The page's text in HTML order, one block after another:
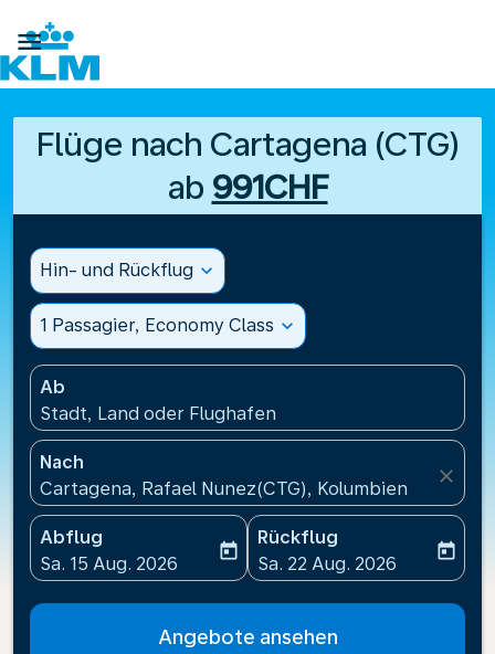

Flüge nach Cartagena (CTG)
ab 991CHF
Hin- und Rückflug expand_more
1 Passagier, Economy Class expand_more
Ab
Stadt, Land oder Flughafen
Nach
Cartagena, Rafael Nunez(CTG), Kolumbien
close
Abflug
fc-booking-departure-date-aria-label
Sa. 15 Aug. 2026
today
Rückflug
fc-booking-return-date-
Sa. 22 Aug. 2026
today
Angebote ansehen